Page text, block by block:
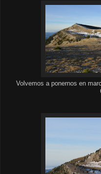
Volvemos a ponernos en